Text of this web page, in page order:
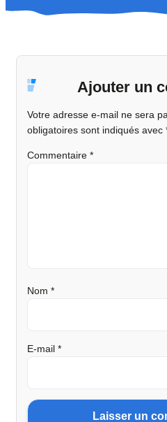
Ajouter un
Votre adresse e-mail ne sera
obligatoires sont indiqués avec
Commentaire *
Nom *
E-mail *